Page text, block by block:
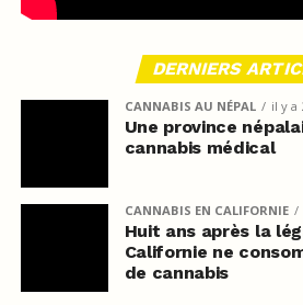
DERNIERS
CANNABIS AU NÉPAL il y a
Une province
cannabis médical
CANNABIS EN CALIFORNIE
Huit ans après la
Californie ne
de cannabis